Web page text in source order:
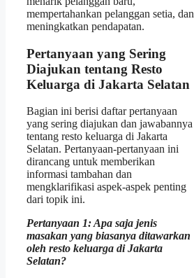
mempertahankan pelanggan setia, dan
meningkatkan pendapatan.
Pertanyaan yang Sering
Diajukan tentang Resto
Keluarga di Jakarta Selatan
Bagian ini berisi daftar pertanyaan
yang sering diajukan dan jawabannya
tentang resto keluarga di Jakarta
Selatan. Pertanyaan-pertanyaan ini
dirancang untuk memberikan
informasi tambahan dan
mengklarifikasi aspek-aspek penting
dari topik ini.
Pertanyaan 1: Apa saja jenis
masakan yang biasanya ditawarkan
oleh resto keluarga di Jakarta
Selatan?